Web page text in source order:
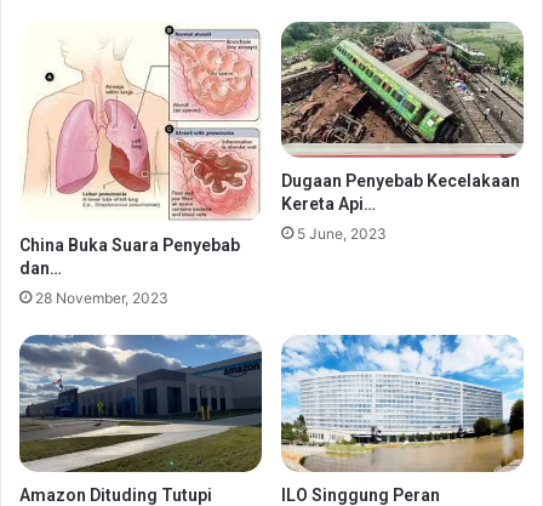
China Buka Suara Penyebab
dan…
28 November, 2023
Dugaan Penyebab Kecelakaan
Kereta Api…
5 June, 2023
Amazon Dituding Tutupi
ILO Singgung Peran